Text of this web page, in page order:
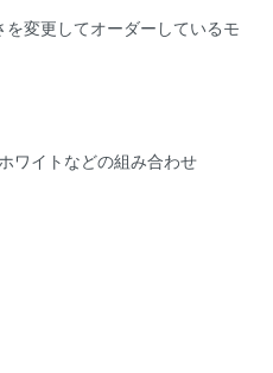
変更してオーダーしているモ
ワイトなどの組み合わせ